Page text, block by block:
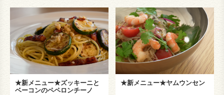
★新メニュー★ズッキーニと
ベーコンのペペロンチーノ
★新メニュー★ヤムウンセン